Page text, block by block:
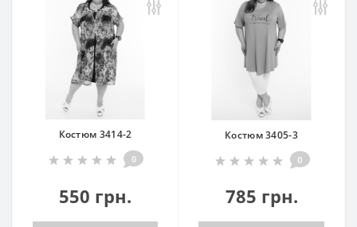
Костюм 3414-2
0
550 грн.
Костюм 3405-3
0
785 грн.